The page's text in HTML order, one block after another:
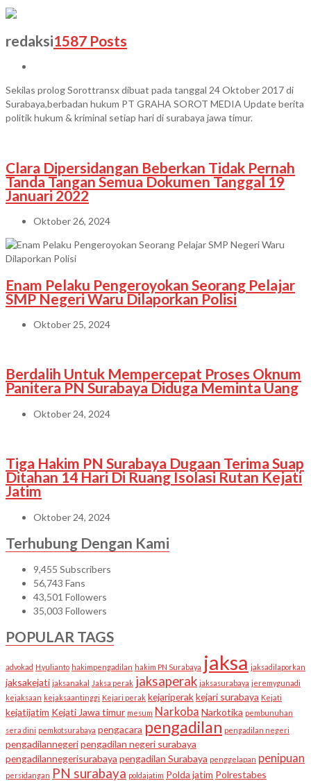
redaksi1587 Posts
Sekilas prolog Sorottransx dibuat pada tanggal 24 Oktober 2017 di
Surabaya,berbadan hukum PT GRAHA SOROT MEDIA Update berita
politik hukum & kriminal setiap hari di surabaya jawa timur.
Clara Dipersidangan Beberkan Tidak Pernah
Tanda Tangan Semua Dokumen Tanggal 19
Januari 2022
Oktober 26, 2024
Enam Pelaku Pengeroyokan Seorang Pelajar
SMP Negeri Waru Dilaporkan Polisi
Oktober 25, 2024
Berdalih Untuk Mempercepat Proses Oknum
Panitera PN Surabaya Diduga Meminta Uang
Oktober 24, 2024
Tiga Hakim PN Surabaya Dugaan Terima Suap
Ditahan 14 Hari Di Ruang Isolasi Rutan Kejati
Jatim
Oktober 24, 2024
Terhubung Dengan Kami
9,455 Subscribers
56,743 Fans
43,501 Followers
35,003 Followers
POPULAR TAGS
advokad H.yulianto hakimpengadilan hakim PN Surabaya jaksa jaksadilaporkan
jaksakejati jaksanakal Jaksa perak jaksaperak jaksasurabaya jeremygunadi
kejaksaan kejaksaantinggi Kejari perak kejariperakkejari surabaya Kejati
kejatijatim Kejati Jawa timur mesum Narkoba Narkotika pembunuhan
sera dini pemkotsurabaya pengacara pengadilan pengadilan negeri
pengadilannegeripengadilan negeri surabaya
pengadilannegerisurabaya pengadilan Surabaya penggelapan penipuan
persidangan PN surabaya poldajatim Polda jatim Polrestabes